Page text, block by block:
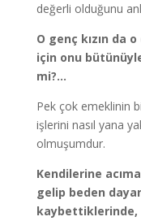
değerli olduğunu
O genç kızın da
için onu
mi?…
Pek çok emeklinin
işlerini nasıl yana
olmuşumdur.
Kendilerine
gelip beden
kaybettiklerinde,